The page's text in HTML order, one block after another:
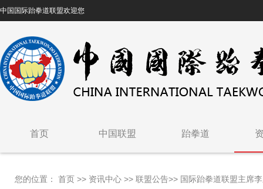
中国国际跆拳道联盟欢迎您
首页 中国联盟 跆拳道
您的位置： 首页 >> 资讯中心 >> 联盟公告>> 国际跆拳道联盟主席